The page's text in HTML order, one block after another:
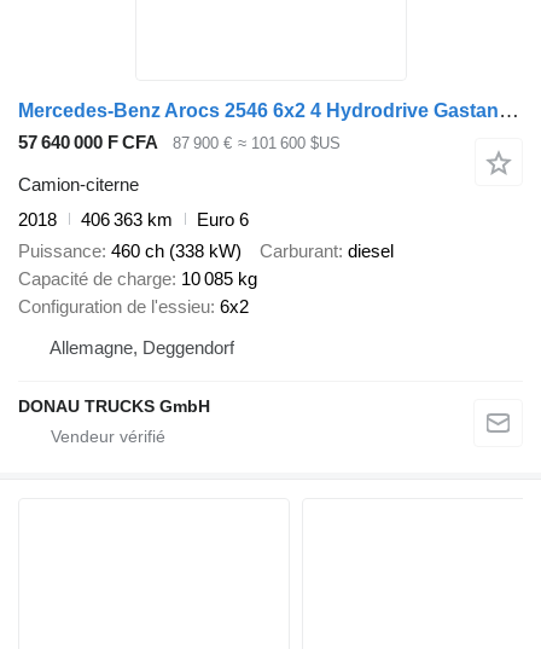
Mercedes-Benz Arocs 2546 6x2 4 Hydrodrive Gastank Gofa 10540kg
57 640 000 F CFA 87 900 € ≈ 101 600 $US
Camion-citerne
2018
406 363 km
Euro 6
Puissance 460 ch (338 kW) Carburant diesel
Capacité de charge 10 085 kg
Configuration de l'essieu 6x2
Allemagne, Deggendorf
DONAU TRUCKS GmbH